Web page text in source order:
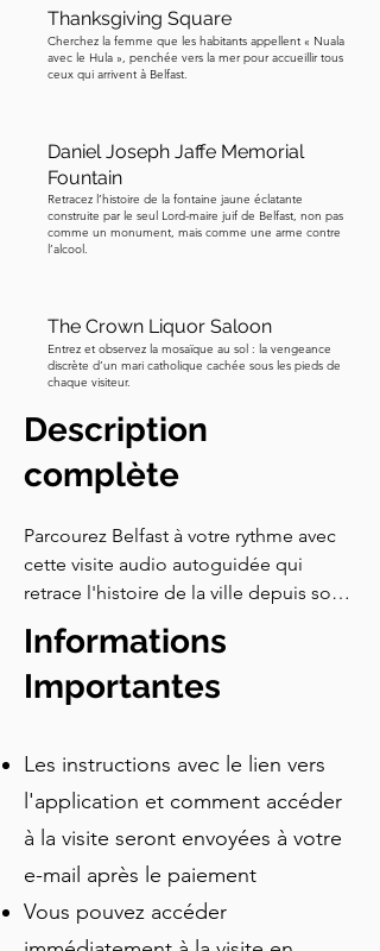
Thanksgiving Square
Cherchez la femme que les habitants appellent « Nuala
avec le Hula », penchée vers la mer pour accueillir tous
ceux qui arrivent à Belfast.
Daniel Joseph Jaffe Memorial
Fountain
Retracez l’histoire de la fontaine jaune éclatante
construite par le seul Lord-maire juif de Belfast, non pas
comme un monument, mais comme une arme contre
l’alcool.
The Crown Liquor Saloon
Entrez et observez la mosaïque au sol : la vengeance
discrète d’un mari catholique cachée sous les pieds de
chaque visiteur.
Description
complète
Parcourez Belfast à votre rythme avec
cette visite audio autoguidée qui
retrace l'histoire de la ville depuis son
jusqu'aux cicatrices des Troubles et sa
réinvention pleine d'espoir.
Commencez à l'imposant Hôtel de
artisans qui ont aménagé le Titanic —
et déambulez à travers des ruelles
pavées, une bibliothèque de 230 ans et
un pub victorien où les carreaux de sol
dissimulent un acte de rébellion
silencieux. Idéal si vous souhaitez
comprendre comment Belfast a été
Informations
Importantes
Les instructions avec le lien vers
l'application et comment accéder
à la visite seront envoyées à votre
e-mail après le paiement
Vous pouvez accéder